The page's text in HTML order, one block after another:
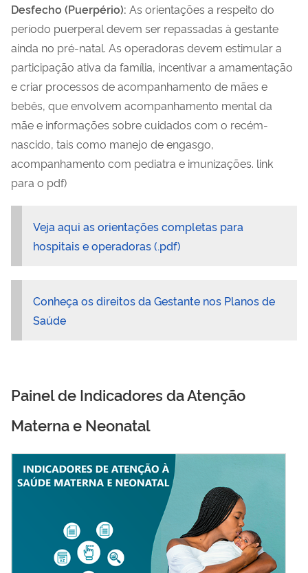
Desfecho (Puerpério): As orientações a respeito do
período puerperal devem ser repassadas à gestante
ainda no pré-natal. As operadoras devem estimular a
participação ativa da família, incentivar a amamentação
e criar processos de acompanhamento de mães e
bebês, que envolvem acompanhamento mental da
mãe e informações sobre cuidados com o recém-
nascido, tais como manejo de engasgo,
acompanhamento com pediatra e imunizações. link
para o pdf)
Veja aqui as orientações completas para
hospitais e operadoras (.pdf)
Conheça os direitos da Gestante nos Planos de
Saúde
Painel de Indicadores da Atenção
Materna e Neonatal